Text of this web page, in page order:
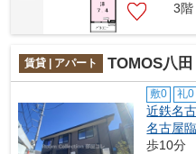
3階
賃貸 | アパート TOMOS八田
敷0 礼0
近鉄名
名古屋
歩10分